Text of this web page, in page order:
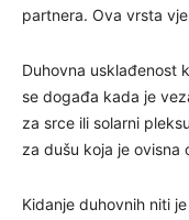
partnera. Ova vrsta
Duhovna usklađenost
se događa kada je
za srce ili solarni
za dušu koja je ovisna
Kidanje duhovnih niti